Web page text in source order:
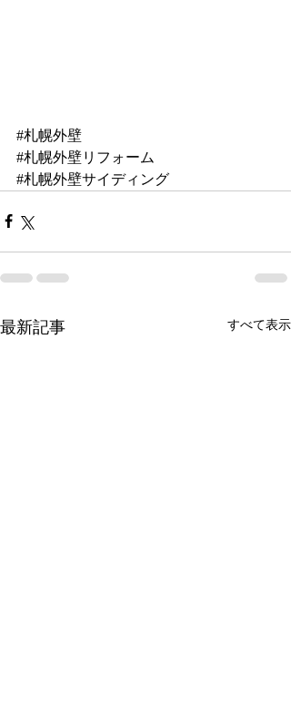
#札幌外壁
#札幌外壁リフォーム
#札幌外壁サイディング
最新記事 すべて表示